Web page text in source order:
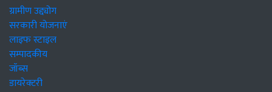
ग्रामीण उद्द्योग
सरकारी योजनाएं
लाइफ स्टाइल
सम्पादकीय
जॉब्स
डायरेक्टरी